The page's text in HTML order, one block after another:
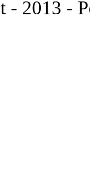
- 2013 -